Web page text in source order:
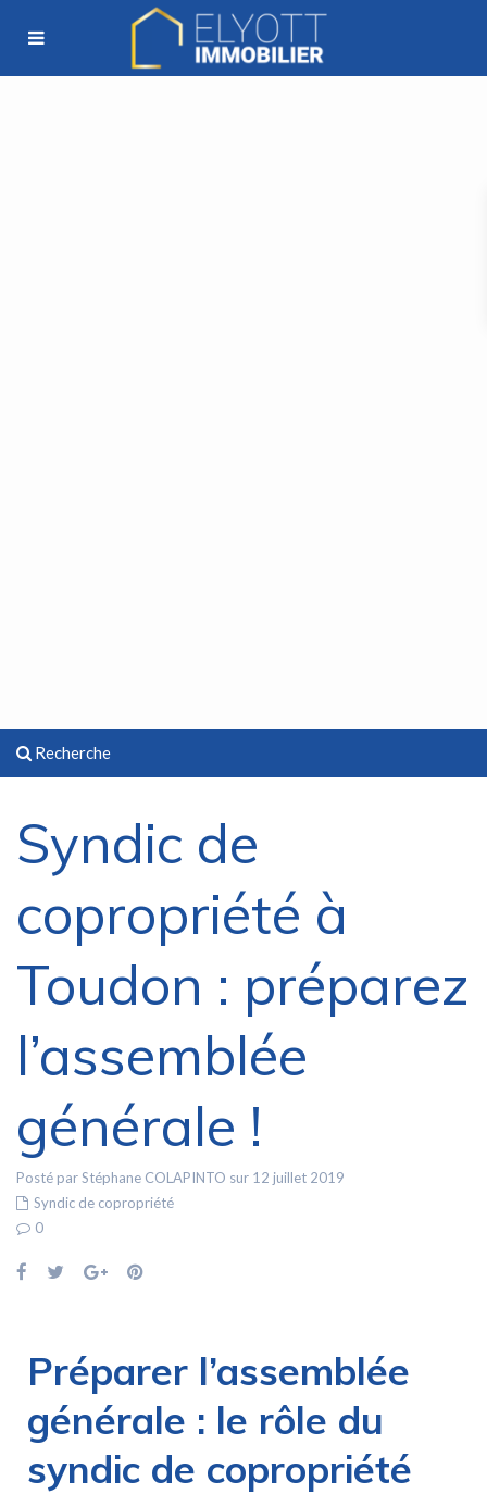
Recherche
Syndic de
copropriété à
Toudon : préparez
l’assemblée
générale !
Posté par Stéphane COLAPINTO sur 12 juillet 2019
Syndic de copropriété
0
Préparer l’assemblée
générale : le rôle du
syndic de copropriété